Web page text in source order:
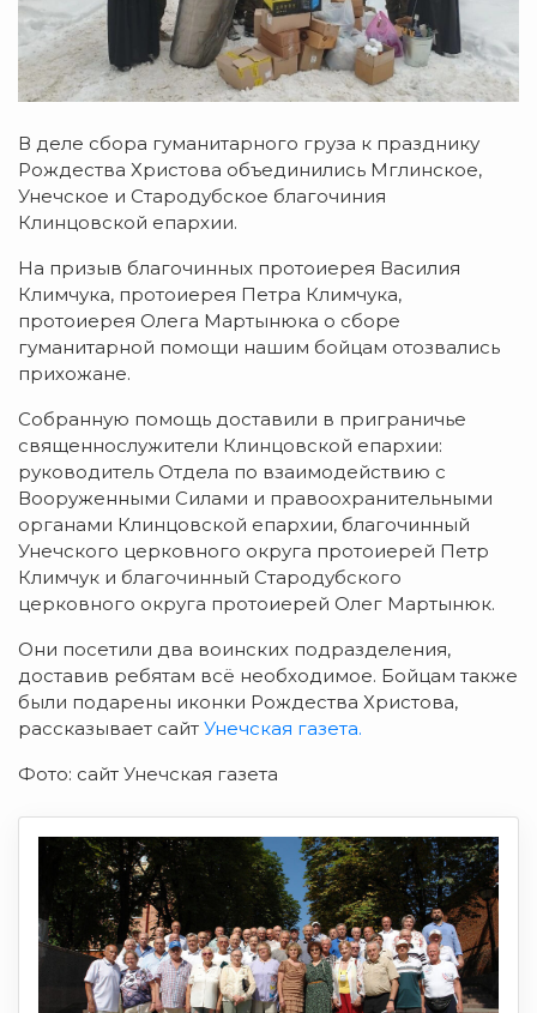
В деле сбора гуманитарного груза к празднику
Рождества Христова объединились Мглинское,
Унечское и Стародубское благочиния
Клинцовской епархии.
На призыв благочинных протоиерея Василия
Климчука, протоиерея Петра Климчука,
протоиерея Олега Мартынюка о сборе
гуманитарной помощи нашим бойцам отозвались
прихожане.
Собранную помощь доставили в приграничье
священнослужители Клинцовской епархии:
руководитель Отдела по взаимодействию с
Вооруженными Силами и правоохранительными
органами Клинцовской епархии, благочинный
Унечского церковного округа протоиерей Петр
Климчук и благочинный Стародубского
церковного округа протоиерей Олег Мартынюк.
Они посетили два воинских подразделения,
доставив ребятам всё необходимое. Бойцам также
были подарены иконки Рождества Христова,
рассказывает сайт Унечская газета.
Фото: сайт Унечская газета